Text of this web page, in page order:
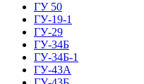
ГУ 50
ГУ-19-1
ГУ-29
ГУ-34Б
ГУ-34Б-1
ГУ-43А